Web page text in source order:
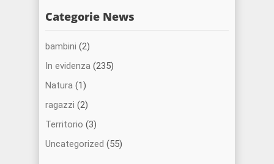
Categorie News
bambini (2)
In evidenza (235)
Natura (1)
ragazzi (2)
Territorio (3)
Uncategorized (55)